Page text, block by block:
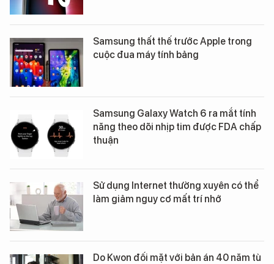
Samsung thất thế trước Apple trong
cuộc đua máy tính bảng
Samsung Galaxy Watch 6 ra mắt tính
năng theo dõi nhịp tim được FDA chấp
thuận
Sử dụng Internet thường xuyên có thể
làm giảm nguy cơ mất trí nhớ
Do Kwon đối mặt với bản án 40 năm tù